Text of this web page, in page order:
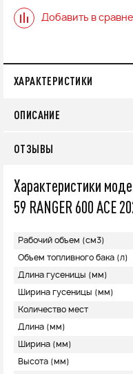
Добавить в
ХАРАКТЕРИСТИКИ
ОПИСАНИЕ
ОТЗЫВЫ
Характеристики
59 RANGER 600 ACE
Рабочий объем (см3)
Объем топливного бака (л)
Длина гусеницы (мм)
Ширина гусеницы (мм)
Количество мест
Длина (мм)
Ширина (мм)
Высота (мм)